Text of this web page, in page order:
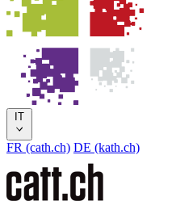
IT
FR (cath.ch) DE (kath.ch)